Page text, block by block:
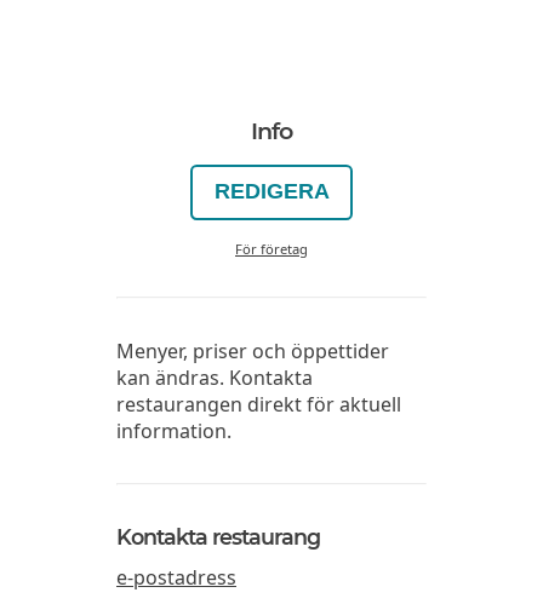
Info
REDIGERA
För företag
Menyer, priser och öppettider
kan ändras. Kontakta
restaurangen direkt för aktuell
information.
Kontakta restaurang
e-postadress